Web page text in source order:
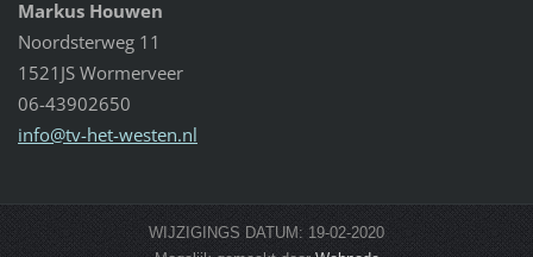
Markus Houwen
Noordsterweg 11
1521JS Wormerveer
06-43902650
info@tv-het-westen.nl
WIJZIGINGS DATUM: 19-02-2020